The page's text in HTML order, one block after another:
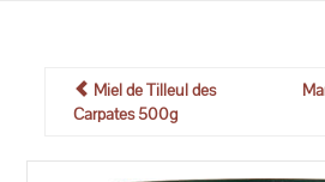
Miel de Tilleul des
Carpates 500g